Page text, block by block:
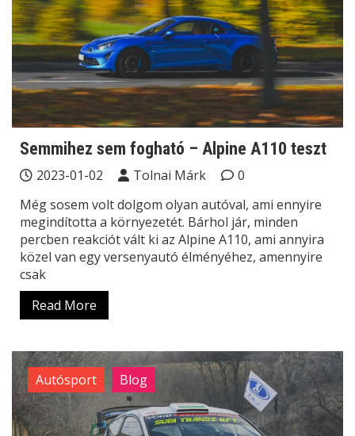
Semmihez sem fogható – Alpine A110 teszt
2023-01-02 Tolnai Márk
0
Még sosem volt dolgom olyan autóval, ami ennyire
megindította a környezetét. Bárhol jár, minden
percben reakciót vált ki az Alpine A110, ami annyira
közel van egy versenyautó élményéhez, amennyire
csak
Read More
Autósport Blog